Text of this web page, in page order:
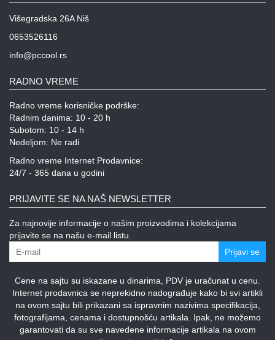
Višegradska 26A Niš
0653526116
info@pccool.rs
RADNO VREME
Radno vreme korisničke podrške:
Radnim danima: 10 - 20 h
Subotom: 10 - 14 h
Nedeljom: Ne radi
Radno vreme Internet Prodavnice:
24/7 - 365 dana u godini
PRIJAVITE SE NA NAŠ NEWSLETTER
Za najnovije informacije o našim proizvodima i kolekcijama
prijavite se na našu e-mail listu.
Prijavi se
Cene na sajtu su iskazane u dinarima, PDV je uračunat u cenu.
Internet prodavnica se neprekidno nadograđuje kako bi svi artikli
na ovom sajtu bili prikazani sa ispravnim nazivima specifikacija,
fotografijama, cenama i dostupnošću artikala. Ipak, ne možemo
garantovati da su sve navedene informacije artikala na ovom